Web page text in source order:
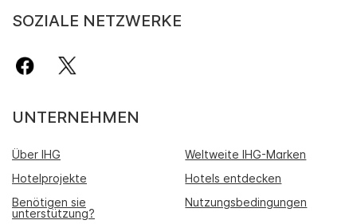
SOZIALE NETZWERKE
UNTERNEHMEN
Über IHG
Weltweite IHG-Marken
Hotelprojekte
Hotels entdecken
Benötigen sie
unterstützung?
Nutzungsbedingungen